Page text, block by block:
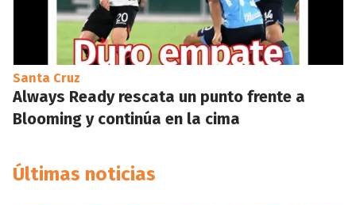
Santa Cruz
Always Ready rescata un punto frente a
Blooming y continúa en la cima
Últimas noticias